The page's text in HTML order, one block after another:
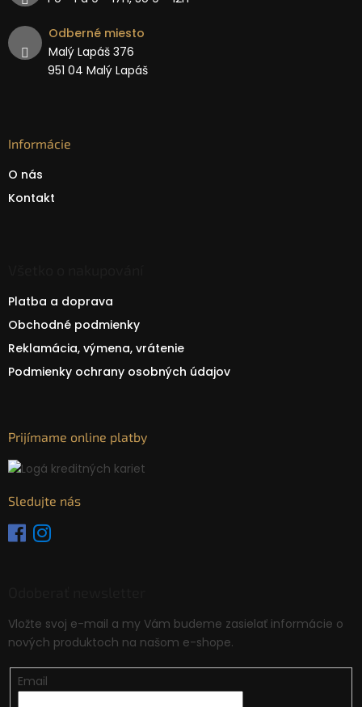
Odberné miesto
Malý Lapáš 376
951 04 Malý Lapáš
Informácie
O nás
Kontakt
Platba a doprava
Obchodné podmienky
Reklamácia, výmena, vrátenie
Podmienky ochrany osobných údajov
Prijímame online platby
Sledujte nás
Vložte svoj e-mail a my Vám budeme zasielať informácie o
nových produktoch na našom e-shope.
Email